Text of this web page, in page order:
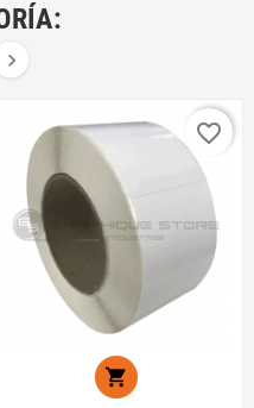


favorite_border